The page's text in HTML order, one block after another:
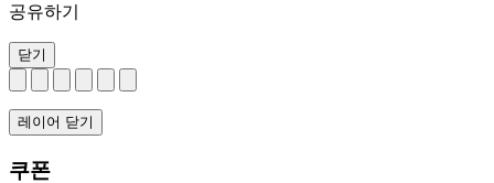
공유하기
닫기
레이어 닫기
쿠폰